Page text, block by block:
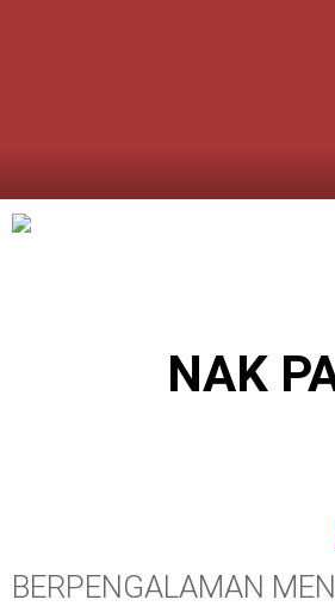
NAK
BERPENGALAMAN